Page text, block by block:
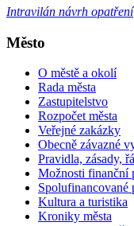
Intravilán návrh opatření
Město
O městě a okolí
Rada města
Zastupitelstvo
Rozpočet města
Veřejné zakázky
Obecně závazné
Pravidla, zásady,
Možnosti finanční
Spolufinancované
Kultura a turistika
Kroniky města